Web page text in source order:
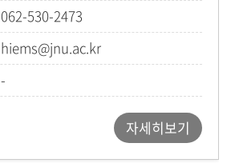
062-530-2473
hiems@jnu.ac.kr
-
자세히보기